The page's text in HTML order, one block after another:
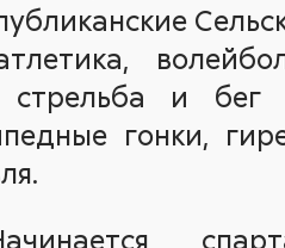
стрельба и
гонки,